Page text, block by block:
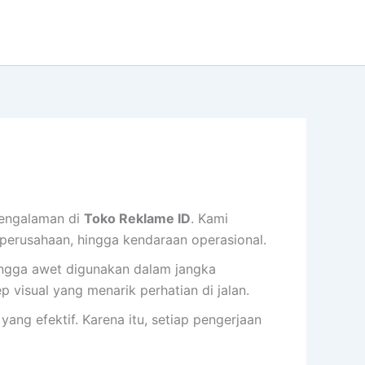
di Toko Reklame ID. Kami
hingga kendaraan operasional.
awet digunakan dalam jangka
visual yang menarik perhatian di jalan.
efektif. Karena itu, setiap pengerjaan